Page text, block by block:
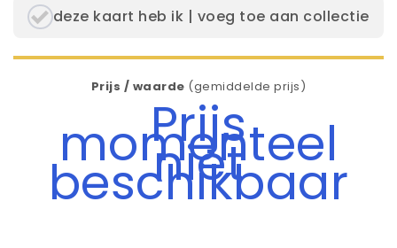
deze kaart heb ik | voeg toe aan collectie
Prijs / waarde (gemiddelde prijs)
Prijs
momenteel
niet
beschikbaar